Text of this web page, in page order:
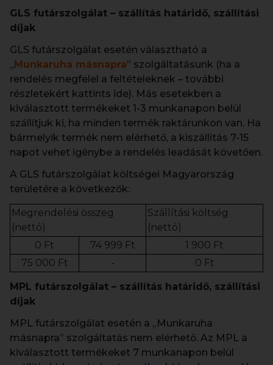
GLS futárszolgálat – szállítás határidő, szállítási
díjak
GLS futárszolgálat esetén választható a
„Munkaruha másnapra” szolgáltatásunk (ha a
rendelés megfelel a feltételeknek – további
részletekért kattints ide). Más esetekben a
kiválasztott termékeket 1-3 munkanapon belül
szállítjuk ki, ha minden termék raktárunkon van. Ha
bármelyik termék nem elérhető, a kiszállítás 7-15
napot vehet igénybe a rendelés leadását követően.
A GLS futárszolgálat költségei Magyarország
területére a következők:
Megrendelési összeg
(nettó)
Szállítási költség
(nettó)
0 Ft
74 999 Ft
1 900 Ft
75 000 Ft
- 0 Ft
MPL futárszolgálat – szállítás határidő, szállítási
díjak
MPL futárszolgálat esetén a „Munkaruha
másnapra” szolgáltatás nem elérhető. Az MPL a
kiválasztott termékeket 7 munkanapon belül